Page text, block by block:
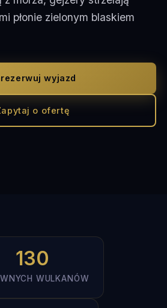
płonie zielonym blaskiem
wyjazd
o ofertę
130
WULKANÓW